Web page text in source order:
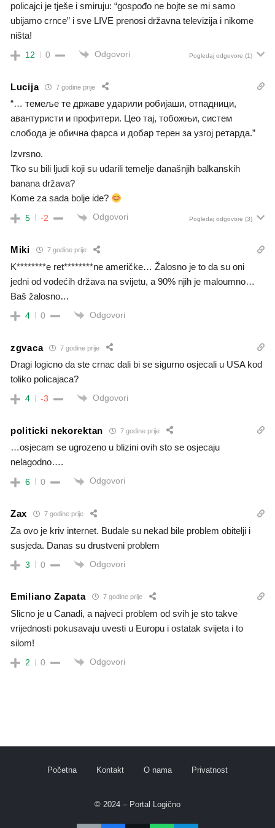
policajci je tješe i smiruju: “gospođo ne bojte se mi samo
ubijamo crnce” i sve LIVE prenosi državna televizija i nikome
ništa!
12 0 Odgovori Pogledaj odgovore (1)
Lucija 7 godine prije
“… темеље те државе ударили робијаши, отпадници,
авантуристи и профитери. Цео тај, тобожњи, систем
слобода је обична фарса и добар терен за узгој ретарда.”
Izvrsno.
Tko su bili ljudi koji su udarili temelje današnjih balkanskih
banana država?
Kome za sada bolje ide?
5 -2 Odgovori Pogledaj odgovore (3)
Miki 7 godine prije
K********e ret********ne američke… Žalosno je to da su oni
jedni od vodećih država na svijetu, a 90% njih je maloumno…
Baš žalosno…
4 0 Odgovori
zgvaca 7 godine prije
Dragi logicno da ste crnac dali bi se sigurno osjecali u USA kod
toliko policajaca?
4 -3 Odgovori
politicki nekorektan 7 godine prije
…osjecam se ugrozeno u blizini ovih sto se osjecaju
nelagodno….
6 0 Odgovori
Zax 7 godine prije
Za ovo je kriv internet. Budale su nekad bile problem obitelji i
susjeda. Danas su drustveni problem
3 0 Odgovori
Emiliano Zapata 7 godine prije
Slicno je u Canadi, a najveci problem od svih je sto takve
vrijednosti pokusavaju uvesti u Europu i ostatak svijeta i to
silom!
2 0 Odgovori
Početna Kontakt O nama Privatnost
© 2024 – Portal Logično